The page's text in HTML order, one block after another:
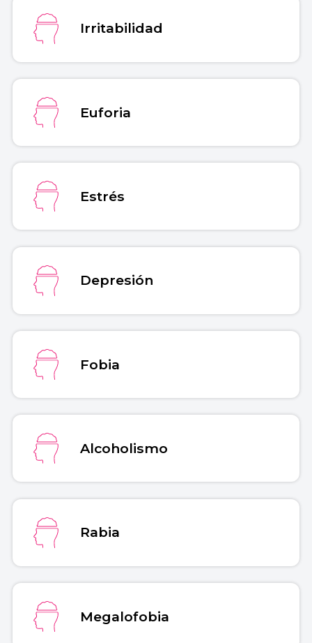
Irritabilidad
Euforia
Estrés
Depresión
Fobia
Alcoholismo
Rabia
Megalofobia